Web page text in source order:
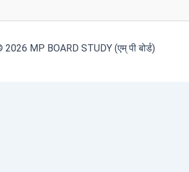
MP BOARD STUDY (एम् पी बोर्ड)